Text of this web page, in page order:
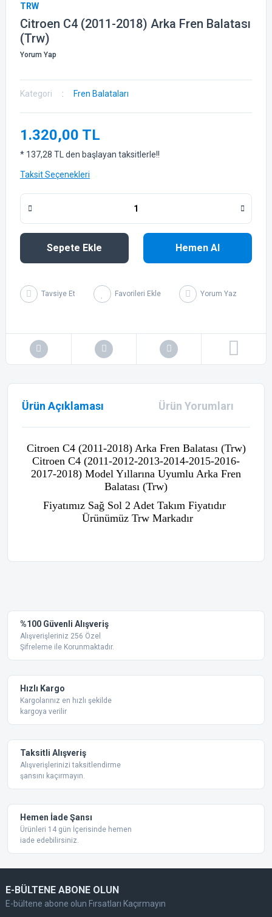
TRW
Citroen C4 (2011-2018) Arka Fren Balatası
(Trw)
Yorum Yap
Kategori Fren Balataları
1.320,00 TL
* 137,28 TL den başlayan taksitlerle!!
Taksit Seçenekleri
Sepete Ekle Hemen Al
Tavsiye Et Yorum Yaz
Ürün Açıklaması Ürün Yorumları
Citroen C4 (2011-2018) Arka Fren Balatası (Trw)
Citroen C4 (2011-2012-2013-2014-2015-2016-
2017-2018) Model Yıllarına Uyumlu Arka Fren
Balatası (Trw)
Fiyatımız Sağ Sol 2 Adet Takım Fiyatıdır
Ürünümüz Trw Markadır
Ürün resmi kalitesiz, bozuk veya görüntülenemiyor.
Ürün açıklamasında eksik bilgiler bulunuyor.
Bu ürüne benzer farklı alternatifler olmalı.
%100 Güvenli Alışveriş
Alışverişleriniz 256 Özel
Şifreleme ile Korunmaktadır.
Hızlı Kargo
Kargolarınız en hızlı şekilde
kargoya verilir
Taksitli Alışveriş
Alışverişlerinizi taksitlendirme
şansını kaçırmayın.
Hemen İade Şansı
Ürünleri 14 gün İçerisinde hemen
iade edebilirsiniz.
E-BÜLTENE ABONE OLUN
E-bültene abone olun Fırsatları Kaçırmayın